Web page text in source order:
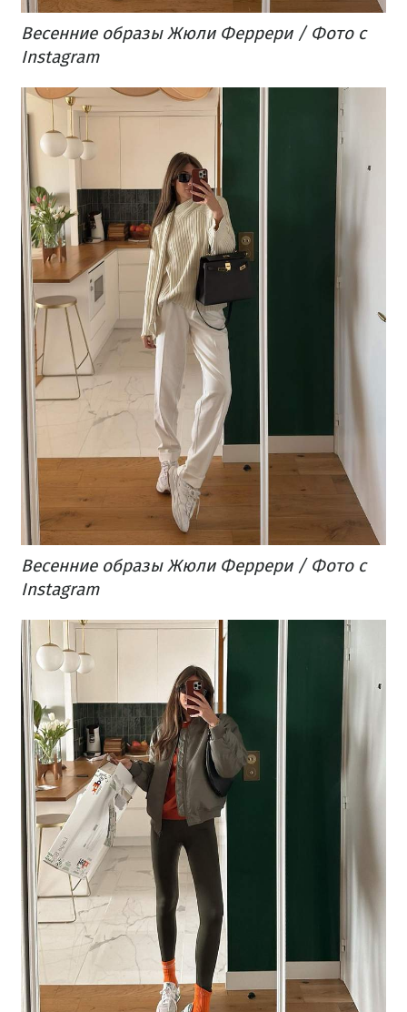
Весенние образы Жюли Феррери / Фото с
Instagram
Весенние образы Жюли Феррери / Фото с
Instagram